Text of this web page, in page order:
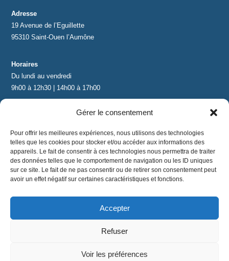
Gérer le consentement
Pour offrir les meilleures expériences, nous utilisons des technologies
telles que les cookies pour stocker et/ou accéder aux informations des
appareils. Le fait de consentir à ces technologies nous permettra de traiter
des données telles que le comportement de navigation ou les ID uniques
sur ce site. Le fait de ne pas consentir ou de retirer son consentement peut
avoir un effet négatif sur certaines caractéristiques et fonctions.
Accepter
Refuser
Voir les préférences
Adresse
19 Avenue de l’Eguillette
95310 Saint-Ouen l’Aumône
Horaires
Du lundi au vendredi
9h00 à 12h30 | 14h00 à 17h00
+33 (0)1 34 67 67 17
Mentions légales